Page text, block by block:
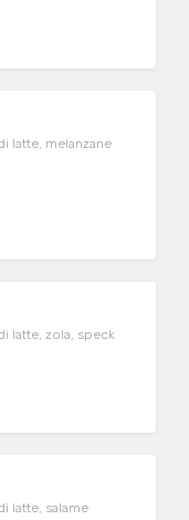
latte, melanzane
latte, zola, speck
latte, salame